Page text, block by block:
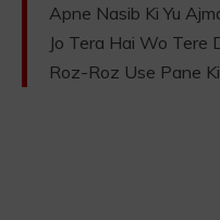
Apne Nasib Ki Yu
Jo Tera Hai Wo Tere
Roz-Roz Use Pane